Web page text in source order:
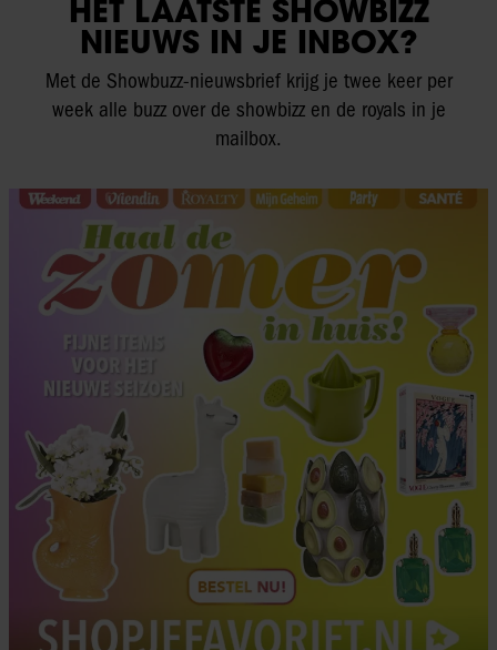
HET LAATSTE SHOWBIZZ
NIEUWS IN JE INBOX?
Met de Showbuzz-nieuwsbrief krijg je twee keer per
week alle buzz over de showbizz en de royals in je
mailbox.